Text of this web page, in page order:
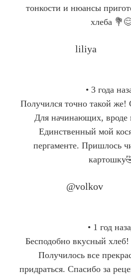
тонкости и нюансы
хлеба
liliya
• 3 года
Получился точно такой же!
Для начинающих, вроде
Единственный мой
пергаменте. Пришлось
@volkov
• 1 год
Бесподобно вкусный хлеб!
Получилось все
придраться. Спасибо за